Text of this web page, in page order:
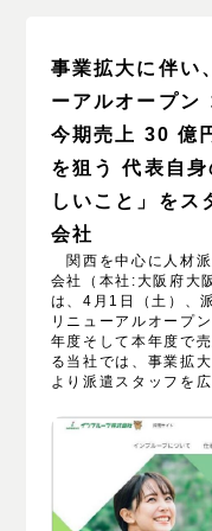
事業拡大に伴い
ーアルオープン
今期売上 30 億
を狙う 代表自
しいこと」をス
会社
関西を中心に人材
会社（本社:大阪府大
は、4月1日（土）、
リニューアルオープ
年度そして本年度で
る当社では、事業拡
より派遣スタッフを